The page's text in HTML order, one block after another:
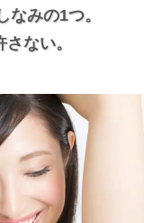
なみの1つ。
ない。